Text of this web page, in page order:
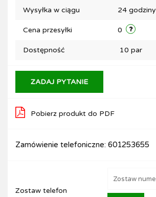
Wysyłka w ciągu 24 godziny
Cena przesyłki 0
Dostępność 10 par
ZADAJ PYTANIE
Pobierz produkt do PDF
Zamówienie telefoniczne: 601253655
Zostaw telefon